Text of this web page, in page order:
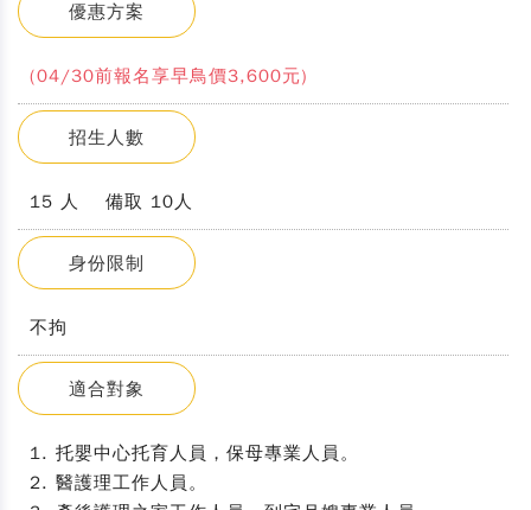
優惠方案
(04/30前報名享早鳥價3,600元)
招生人數
15 人 備取 10人
身份限制
不拘
適合對象
1. 托嬰中心托育人員，保母專業人員。
2. 醫護理工作人員。